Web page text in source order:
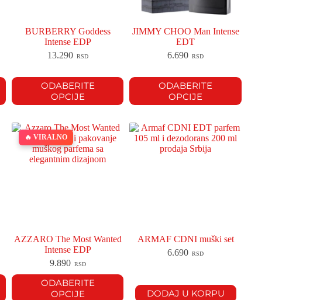
BURBERRY Goddess
Intense EDP
13.290 RSD
ODABERITE
OPCIJE
JIMMY CHOO Man Intense
EDT
6.690 RSD
ODABERITE
OPCIJE
🔥 VIRALNO
AZZARO The Most Wanted
Intense EDP
9.890 RSD
ODABERITE
OPCIJE
ARMAF CDNI muški set
6.690 RSD
DODAJ U KORPU